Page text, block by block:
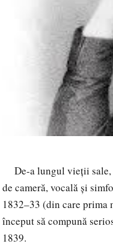
De-a lungul vieții sale,
de cameră, vocală și
1832–33 (din care prima
început să compună
1839.